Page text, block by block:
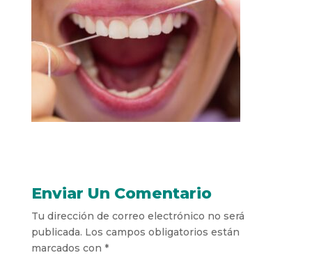
Enviar Un Comentario
Tu dirección de correo electrónico no será
publicada. Los campos obligatorios están
marcados con *